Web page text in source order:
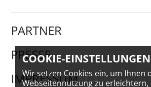
PARTNER
PRESSE
IMPRESSUM
COOKIE-EINSTELLUNGEN
Wir setzen Cookies ein, um Ihnen
Webseitennutzung zu erleichtern,